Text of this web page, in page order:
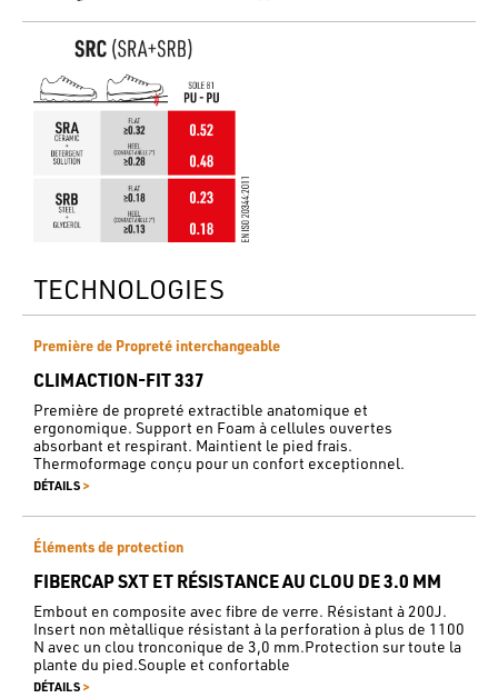
TECHNOLOGIES
Première de Propreté interchangeable
CLIMACTION-FIT 337
Première de propreté extractible anatomique et
ergonomique. Support en Foam à cellules ouvertes
absorbant et respirant. Maintient le pied frais.
Thermoformage conçu pour un confort exceptionnel.
DÉTAILS >
Éléments de protection
FIBERCAP SXT ET RÉSISTANCE AU CLOU DE 3.0 MM
Embout en composite avec fibre de verre. Résistant à 200J.
Insert non mètallique résistant à la perforation à plus de 1100
N avec un clou tronconique de 3,0 mm.Protection sur toute la
plante du pied.Souple et confortable
DÉTAILS >